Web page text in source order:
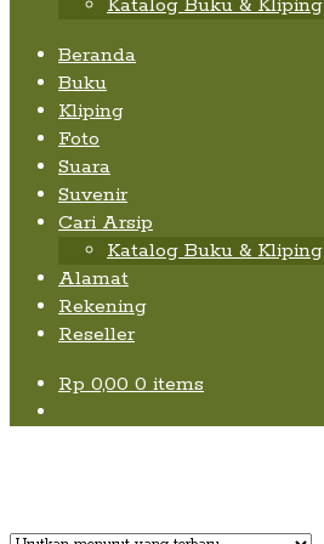
Katalog Buku & Kliping
Beranda
Buku
Kliping
Foto
Suara
Suvenir
Cari Arsip
Katalog Buku & Kliping
Alamat
Rekening
Reseller
Rp 0,00 0 items